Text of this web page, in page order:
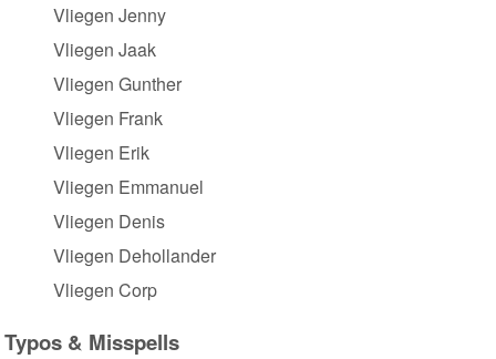
Vliegen Jenny
Vliegen Jaak
Vliegen Gunther
Vliegen Frank
Vliegen Erik
Vliegen Emmanuel
Vliegen Denis
Vliegen Dehollander
Vliegen Corp
Typos & Misspells